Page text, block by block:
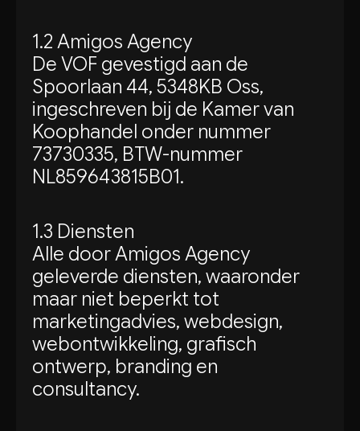
1.2 Amigos Agency
De VOF gevestigd aan de
Spoorlaan 44, 5348KB Oss,
ingeschreven bij de Kamer van
Koophandel onder nummer
73730335, BTW-nummer
NL859643815B01.
1.3 Diensten
Alle door Amigos Agency
geleverde diensten, waaronder
maar niet beperkt tot
marketingadvies, webdesign,
webontwikkeling, grafisch
ontwerp, branding en
consultancy.